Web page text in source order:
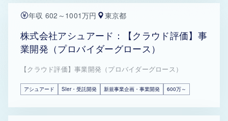
年収 602～1001万円 東京都
株式会社アシュアード：【クラウド評価】事
業開発（プロバイダーグロース）
【クラウド評価】事業開発（プロバイダーグロース）
アシュアード SIer・受託開発 新規事業企画・事業開発 600万～